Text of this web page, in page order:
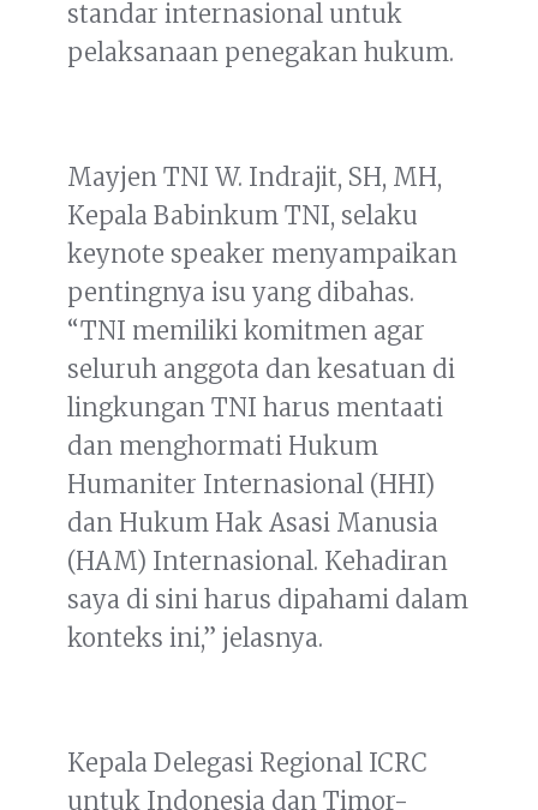
standar internasional untuk
pelaksanaan penegakan hukum.
Mayjen TNI W. Indrajit, SH, MH,
Kepala Babinkum TNI, selaku
keynote speaker menyampaikan
pentingnya isu yang dibahas.
“TNI memiliki komitmen agar
seluruh anggota dan kesatuan di
lingkungan TNI harus mentaati
dan menghormati Hukum
Humaniter Internasional (HHI)
dan Hukum Hak Asasi Manusia
(HAM) Internasional. Kehadiran
saya di sini harus dipahami dalam
konteks ini,” jelasnya.
Kepala Delegasi Regional ICRC
untuk Indonesia dan Timor-